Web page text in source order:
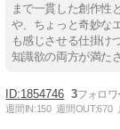
まで一貫した創作性
や、ちょっと奇妙な
も感じさせる仕掛け
知識欲の両方が満た
1854746 3
週間IN:150 週間OUT:670